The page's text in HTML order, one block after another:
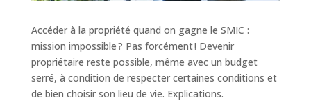
Accéder à la propriété quand on gagne le SMIC :
mission impossible ? Pas forcément ! Devenir
propriétaire reste possible, même avec un budget
serré, à condition de respecter certaines conditions et
de bien choisir son lieu de vie. Explications.